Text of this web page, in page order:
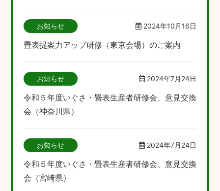
お知らせ 2024年10月16日
畳表提案力アップ研修（東京会場）のご案内
お知らせ 2024年7月24日
令和５年度いぐさ・畳表生産者研修会、意見交換
会（神奈川県）
お知らせ 2024年7月24日
令和５年度いぐさ・畳表生産者研修会、意見交換
会（宮崎県）